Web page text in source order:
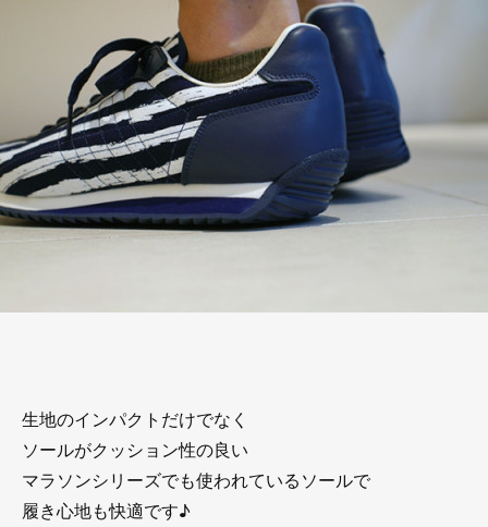
生地のインパクトだけでなく
ソールがクッション性の良い
マラソンシリーズでも使われているソールで
履き心地も快適です♪